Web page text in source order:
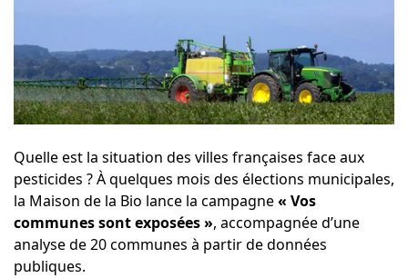
Quelle est la situation des villes françaises face aux
pesticides ? À quelques mois des élections municipales,
la Maison de la Bio lance la campagne« Vos
communes sont exposées », accompagnée d’une
analyse de 20 communes à partir de données
publiques.